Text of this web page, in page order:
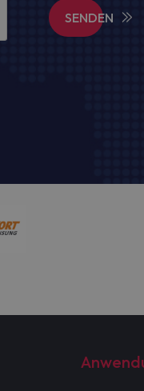
SENDEN